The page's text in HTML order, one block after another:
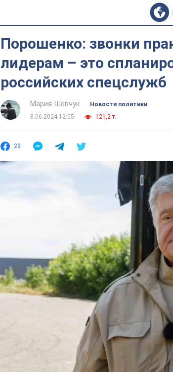
Порошенко: звонки
лидерам – это
российских спецслужб
Мария Шевчук
Новости политики
8.06.2024 12:05
121,2 т.
29